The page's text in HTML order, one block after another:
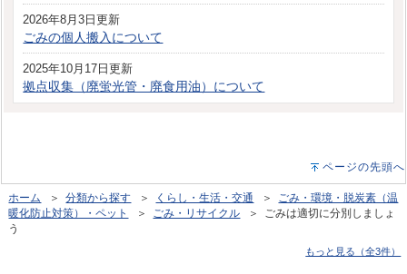
2026年8月3日更新
ごみの個人搬入について
2025年10月17日更新
拠点収集（廃蛍光管・廃食用油）について
ページの先頭へ
ホーム ＞分類から探す ＞ くらし・生活・交通 ＞ ごみ・環境・脱炭素（温
暖化防止対策）・ペット
＞ ごみ・リサイクル ＞ ごみは適切に分別しましょ
う
もっと見る（全3件）